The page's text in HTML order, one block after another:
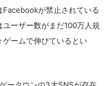
Facebookが禁止されている
ーザー数がまだ100万人規
ームで伸びているとい